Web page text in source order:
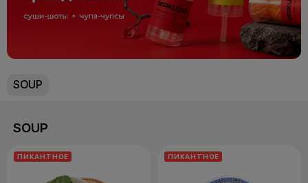
SOUP
SOUP
ПИКАНТНОЕ ПИКАНТНОЕ